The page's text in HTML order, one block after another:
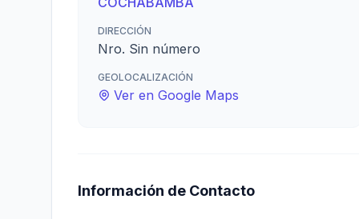
DIRECCIÓN
Nro. Sin número
GEOLOCALIZACIÓN
Ver en Google Maps
Información de Contacto